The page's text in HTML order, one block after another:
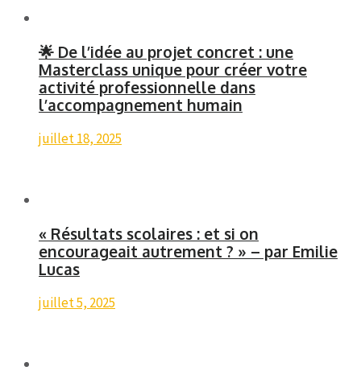
🌟 De l’idée au projet concret : une
Masterclass unique pour créer votre
activité professionnelle dans
l’accompagnement humain
juillet 18, 2025
« Résultats scolaires : et si on
encourageait autrement ? » – par Emilie
Lucas
juillet 5, 2025